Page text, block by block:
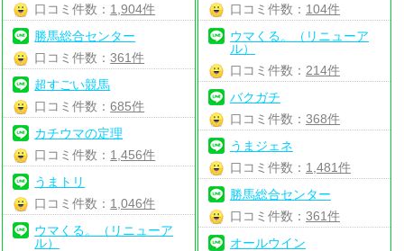
口コミ件数： 1,904件
勝馬総合センター
口コミ件数：361件
超すごい競馬
口コミ件数：685件
カチウマの定理
口コミ件数： 1,456件
うまトリ
口コミ件数： 1,046件
ウマくる。（リニューア
ル）
口コミ件数： 104件
ウマくる。（リニューア
ル）
口コミ件数： 214件
バクガチ
口コミ件数： 368件
うまジェネ
口コミ件数： 1,481件
勝馬総合センター
口コミ件数： 361件
オールウイン